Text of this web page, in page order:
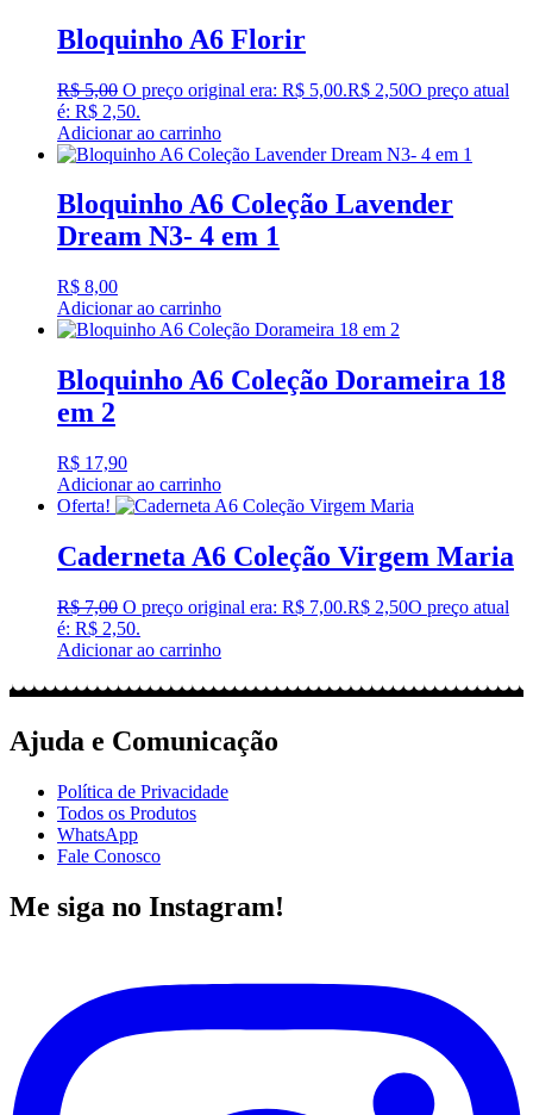
Bloquinho A6 Florir
R$5,00 O preço original era: R$ 5,00.R$ 2,50O preço atual
é: R$ 2,50.
Adicionar ao carrinho
Bloquinho A6 Coleção Lavender
Dream N3- 4 em 1
R$ 8,00
Adicionar ao carrinho
Bloquinho A6 Coleção Dorameira 18
em 2
R$ 17,90
Adicionar ao carrinho
Oferta!
Caderneta A6 Coleção Virgem Maria
R$7,00 O preço original era: R$ 7,00.R$ 2,50O preço atual
é: R$ 2,50.
Adicionar ao carrinho
Ajuda e Comunicação
Política de Privacidade
Todos os Produtos
WhatsApp
Fale Conosco
Me siga no Instagram!